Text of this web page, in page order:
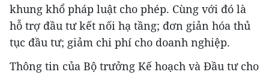
khung khổ pháp luật cho phép. Cùng với đó là
hỗ trợ đầu tư kết nối hạ tầng; đơn giản hóa thủ
tục đầu tư; giảm chi phí cho doanh nghiệp.
Thông tin của Bộ trưởng Kế hoạch và Đầu tư cho